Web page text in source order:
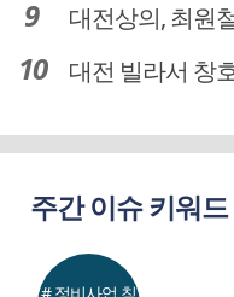
대전상의, 최원철 공
대전 빌라서 창호
주간 이슈 키워드
# 정비사업 침